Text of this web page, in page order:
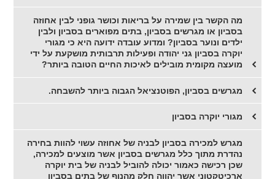
מה הקשר בין שמירה על בריאות וכושר גופני לבין אחוזה
בסביון או מגרשים בסביון, בתים מפוארים בסביון ולבין
ילדים ונוער בסביון? ומדוע עובדה ידועה היא כי מגורי
יוקרה בסביון גני יהודה ופעילות תרבותית מושקעת על ידי
מועצה מקומית מובילים לאיכות החיים הטובה ביותר?
מגרשים בסביון, הפוטנציאל הגבוה ביותר להשבחה.
מגורי יוקרה בסביון
מגרש למכירה בסביון לבניה של אחוזה עשוי להוות בחירה
נהדרת מתוך כלל מגרשים בסביון אשר מוצעים למכירה,
שכן רכישה כאמור יכולה להוביל לבניה של בית יוקרה
ארכיטקטוני אשר יהווה חלק מהנוף של בתים בסביון